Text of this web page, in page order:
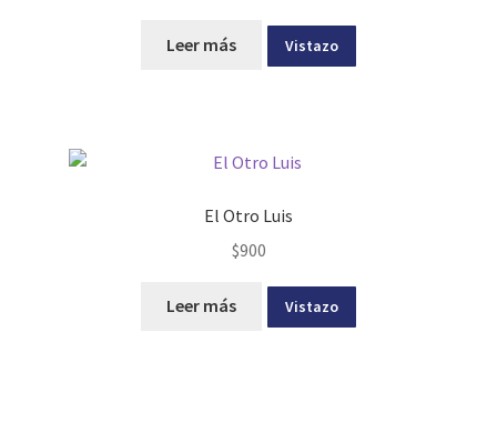
Leer más Vistazo
El Otro Luis
$900
Leer más Vistazo